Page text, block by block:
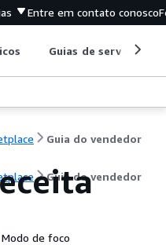
Entre em contato conosco
Guias de serviço
Guia do vendedor
Guia do vendedor
Modo de foco